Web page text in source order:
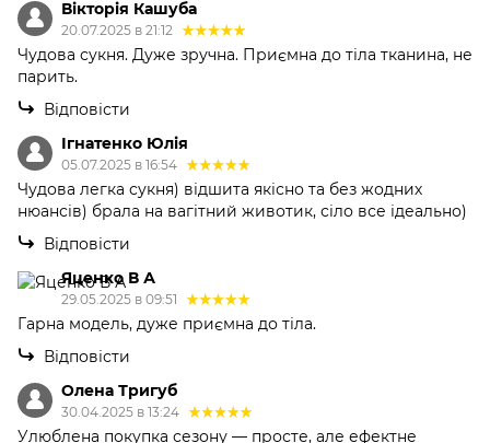
Вікторія Кашуба
20.07.2025 в 21:12
Чудова сукня. Дуже зручна. Приємна до тіла тканина, не
парить.
Відповісти
Ігнатенко Юлія
05.07.2025 в 16:54
Чудова легка сукня) відшита якісно та без жодних
нюансів) брала на вагітний животик, сіло все ідеально)
Відповісти
Яценко В А
29.05.2025 в 09:51
Гарна модель, дуже приємна до тіла.
Відповісти
Олена Тригуб
30.04.2025 в 13:24
Улюблена покупка сезону — просте, але ефектне